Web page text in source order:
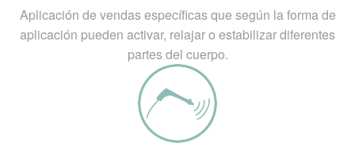
Aplicación de vendas específicas que según la forma de
aplicación pueden activar, relajar o estabilizar diferentes
partes del cuerpo.